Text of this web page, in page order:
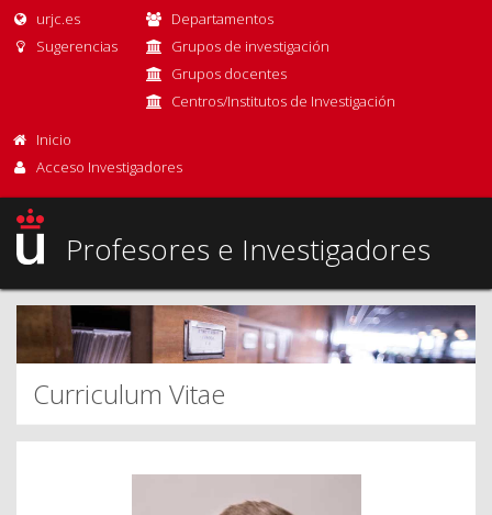
urjc.es
Sugerencias
Departamentos
Grupos de investigación
Grupos docentes
Centros/Institutos de Investigación
Inicio
Acceso Investigadores
Profesores e Investigadores
Curriculum Vitae